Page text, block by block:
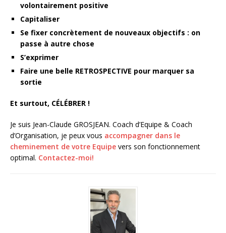
volontairement positive
Capitaliser
Se fixer concrètement de nouveaux objectifs : on
passe à autre chose
S’exprimer
Faire une belle RETROSPECTIVE pour marquer sa
sortie
Et surtout, CÉLÉBRER !
Je suis Jean-Claude GROSJEAN. Coach d’Equipe & Coach
d’Organisation, je peux vous accompagner dans le
cheminement de votre Equipe vers son fonctionnement
optimal. Contactez-moi!